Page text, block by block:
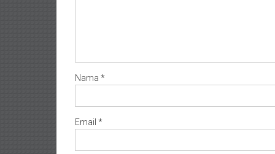
Nama *
Email *